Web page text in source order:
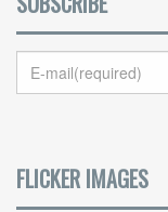
FLICKER IMAGES